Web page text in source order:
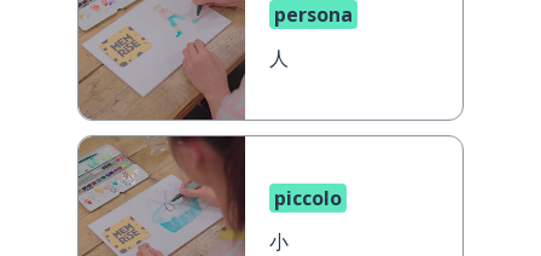
persona
人
piccolo
小